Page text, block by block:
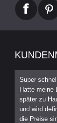
Super
Hatte meine
später zu
und wird
die Preise